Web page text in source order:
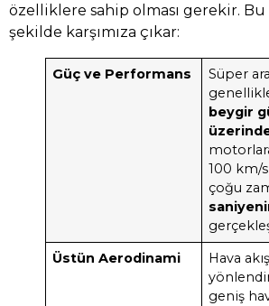
özelliklere sahip olması gerekir.
şekilde karşımıza çıkar:
Güç ve Performans
Süper
beygir
100 km/s
çoğu
Üstün Aerodinami
Hava
geniş